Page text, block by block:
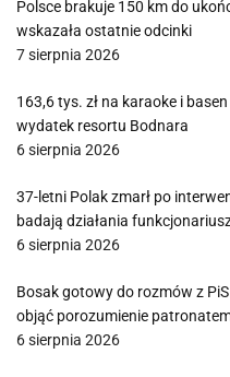
Polsce brakuje 150 km do
wskazała ostatnie odcinki
7 sierpnia 2026
163,6 tys. zł na karaoke i
wydatek resortu Bodnara
6 sierpnia 2026
37-letni Polak zmarł po
badają działania
6 sierpnia 2026
Bosak gotowy do rozmów z
objąć porozumienie
6 sierpnia 2026